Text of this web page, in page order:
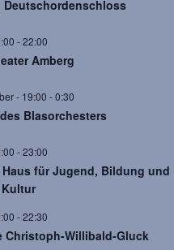
Deutschordenschloss
-22:00
Amberg
- 19:00 -0:30
Blasorchesters
-23:00
Haus für Jugend, Bildung und
Kultur
-22:30
Christoph-Willibald-Gluck